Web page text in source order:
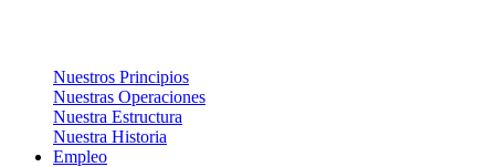
Nuestros Principios
Nuestras Operaciones
Nuestra Estructura
Nuestra Historia
Empleo